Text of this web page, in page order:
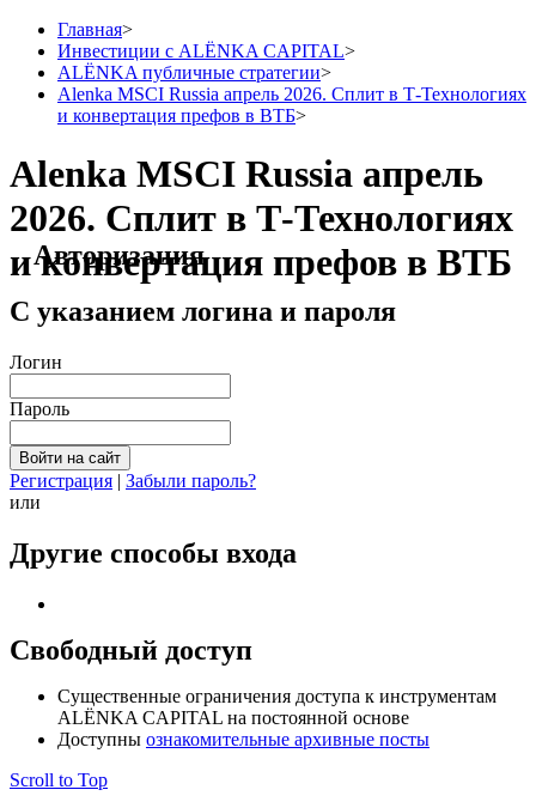
Главная>
Инвестиции с ALЁNKA CAPITAL>
ALЁNKA публичные стратегии>
Alenka MSCI Russia апрель 2026. Сплит в Т-Технологиях
и конвертация префов в ВТБ>
Alenka MSCI Russia апрель
2026. Сплит в Т-Технологиях
и конвертация префов в ВТБ
Авторизация
С указанием логина и пароля
Логин
Пароль
Регистрация | Забыли пароль?
или
Другие способы входа
Свободный доступ
Cущественные ограничения доступа к инструментам
ALЁNKA CAPITAL на постоянной основе
Доступны ознакомительные архивные посты
Scroll to Top